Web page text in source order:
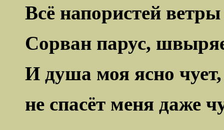
Всё напористей
Сорван парус,
И душа моя ясно
не спасёт меня даже